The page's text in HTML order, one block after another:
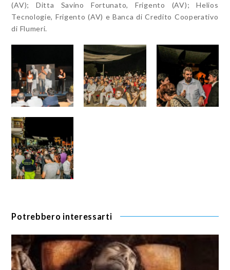
(AV); Ditta Savino Fortunato, Frigento (AV); Helios
Tecnologie, Frigento (AV) e Banca di Credito Cooperativo
di Flumeri.
Potrebbero interessarti